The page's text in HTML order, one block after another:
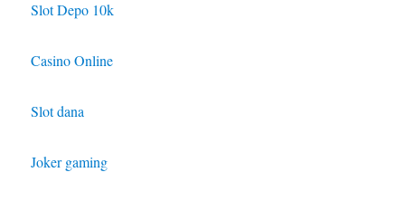
Slot Depo 10k
Casino Online
Slot dana
Joker gaming